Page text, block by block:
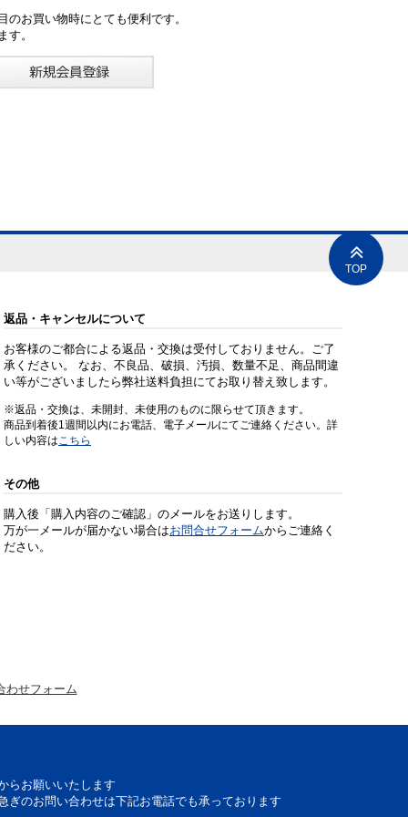
お買い物時にとても便利です。
す。
TOP
返品・キャンセルについて
お客様のご都合による返品・交換は受付しておりません。ご了
承ください。 なお、不良品、破損、汚損、数量不足、商品間違
い等がございましたら弊社送料負担にてお取り替え致します。
※返品・交換は、未開封、未使用のものに限らせて頂きます。
商品到着後1週間以内にお電話、電子メールにてご連絡ください。詳
しい内容はこちら
その他
購入後「購入内容のご確認」のメールをお送りします。
万が一メールが届かない場合はお問合せフォームからご連絡く
ださい。
わせフォーム
らお願いいたします
ぎのお問い合わせは下記お電話でも承っております